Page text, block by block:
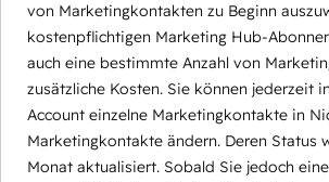
von Marketingkontakten zu Beginn
kostenpflichtigen Marketing Hub-
auch eine bestimmte Anzahl von
zusätzliche Kosten. Sie können jederzeit
Account einzelne Marketingkontakte in
Marketingkontakte ändern. Deren Status
Monat aktualisiert. Sobald Sie jedoch